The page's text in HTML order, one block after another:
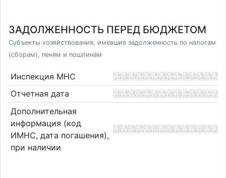
ЗАДОЛЖЕННОСТЬ ПЕРЕД БЮДЖЕТОМ
Субъекты хозяйствования, имевшие задолженность по налогам
(сборам), пеням и пошлинам
Инспекция МНС
Отчетная дата
Дополнительная
информация (код
ИМНС, дата погашения),
при наличии